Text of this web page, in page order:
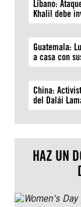
Líbano:
Khalil debe
Guatemala:
a casa con
China:
del Dalái
HAZ UN